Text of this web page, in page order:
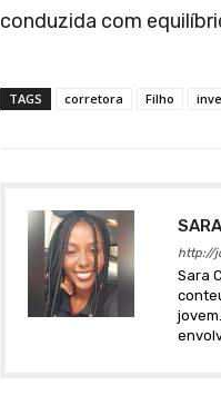
conduzida com
TAGS corretora Filho
http://
Sara